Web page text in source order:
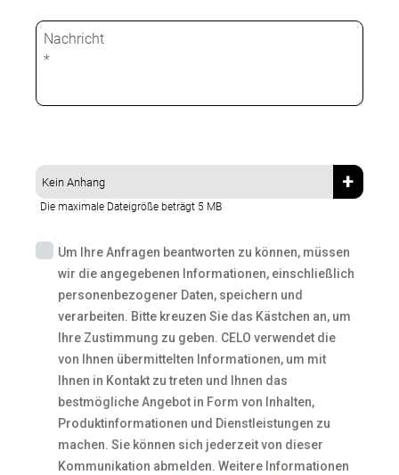
Kein Anhang +
Die maximale Dateigröße beträgt 5 MB
Um Ihre Anfragen beantworten zu können, müssen
wir die angegebenen Informationen, einschließlich
personenbezogener Daten, speichern und
verarbeiten. Bitte kreuzen Sie das Kästchen an, um
Ihre Zustimmung zu geben. CELO verwendet die
von Ihnen übermittelten Informationen, um mit
Ihnen in Kontakt zu treten und Ihnen das
bestmögliche Angebot in Form von Inhalten,
Produktinformationen und Dienstleistungen zu
machen. Sie können sich jederzeit von dieser
Kommunikation abmelden. Weitere Informationen